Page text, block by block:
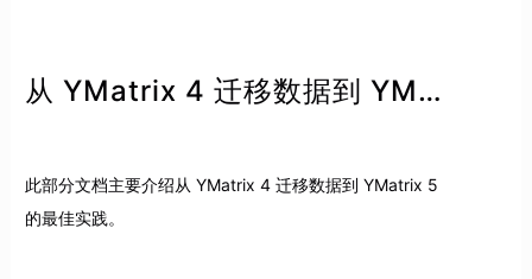
从 YMatrix 4 迁移数据到 YMatrix 5
此部分文档主要介绍从 YMatrix 4 迁移数据到 YMatrix 5
的最佳实践。